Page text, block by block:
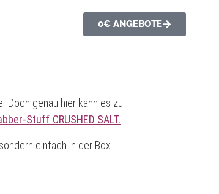
0€ ANGEBOTE
Doch genau hier kann es zu
Stuff CRUSHED SALT.
einfach in der Box